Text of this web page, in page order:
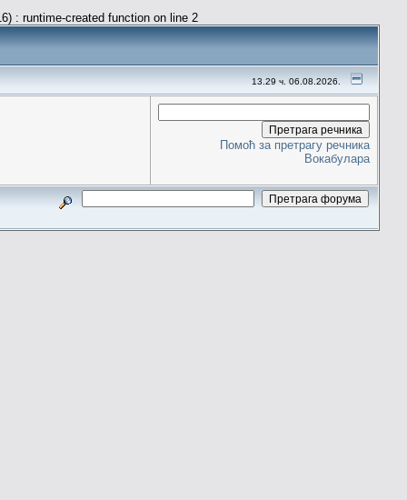
: runtime-created function on line 2
13.29 ч. 06.08.2026.
Помоћ за претрагу речника
Вокабулара